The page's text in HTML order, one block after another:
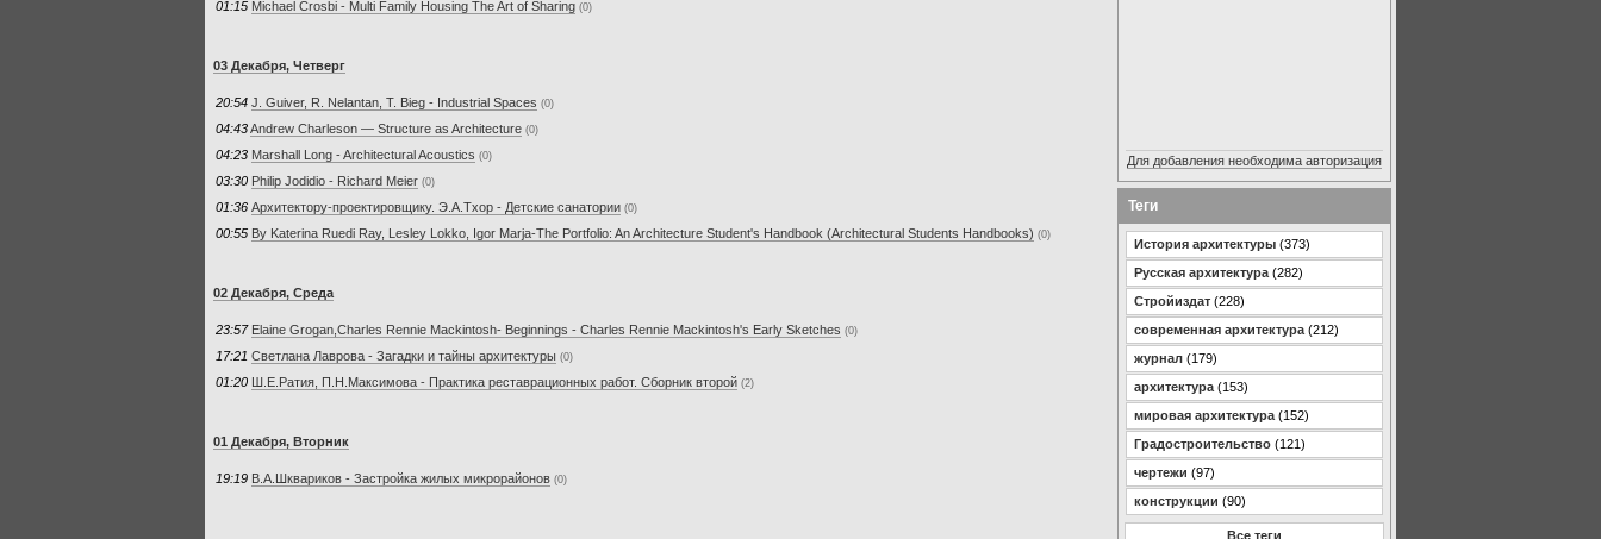
01:15 Michael Crosbi - Multi Family Housing The Art of Sharing (0)
03 Декабря, Четверг
20:54 J. Guiver, R. Nelantan, T. Bieg - Industrial Spaces (0)
04:43Andrew Charleson — Structure as Architecture (0)
04:23 Marshall Long - Architectural Acoustics (0)
03:30 Philip Jodidio - Richard Meier (0)
01:36 Архитектору-проектировщику. Э.А.Тхор - Детские санатории (0)
00:55 By Katerina Ruedi Ray, Lesley Lokko, Igor Marja-The Portfolio: An Architecture Student's Handbook (Architectural Students Handbooks) (0)
02 Декабря, Среда
23:57 Elaine Grogan,Charles Rennie Mackintosh- Beginnings - Charles Rennie Mackintosh's Early Sketches (0)
17:21 Светлана Лаврова - Загадки и тайны архитектуры (0)
01:20 Ш.Е.Ратия, П.Н.Максимова - Практика реставрационных работ. Сборник второй (2)
01 Декабря, Вторник
19:19 В.А.Шквариков - Застройка жилых микрорайонов (0)
Для добавления необходима авторизация
Теги
История архитектуры (373)
Русская архитектура (282)
Стройиздат (228)
современная архитектура (212)
журнал (179)
архитектура (153)
мировая архитектура (152)
Градостроительство (121)
чертежи (97)
конструкции (90)
Все теги